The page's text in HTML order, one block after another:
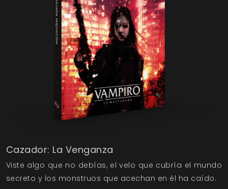
Cazador: La Venganza
Viste algo que no debías, el velo que cubría el mundo
secreto y los monstruos que acechan en él ha caído.